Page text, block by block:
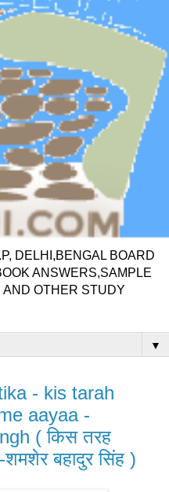
DELHI,BENGAL BOARD
ANSWERS,SAMPLE
OTHER STUDY
▼
- kis tarah
aayaa -
( किस तरह
बहादुर सिंह )